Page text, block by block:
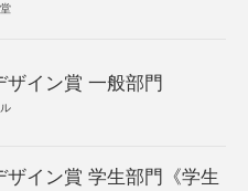
ザイン賞 一般部門
ザイン賞 学生部門《学生